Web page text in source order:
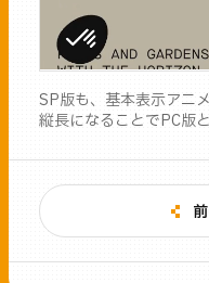
SP版も、基本表示アニ
縦長になることでPC版